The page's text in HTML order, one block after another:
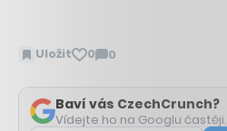
Uložit 0 0
Zobrazit
Baví vás CzechCrunch?
Vídejte ho na Googlu častěji.